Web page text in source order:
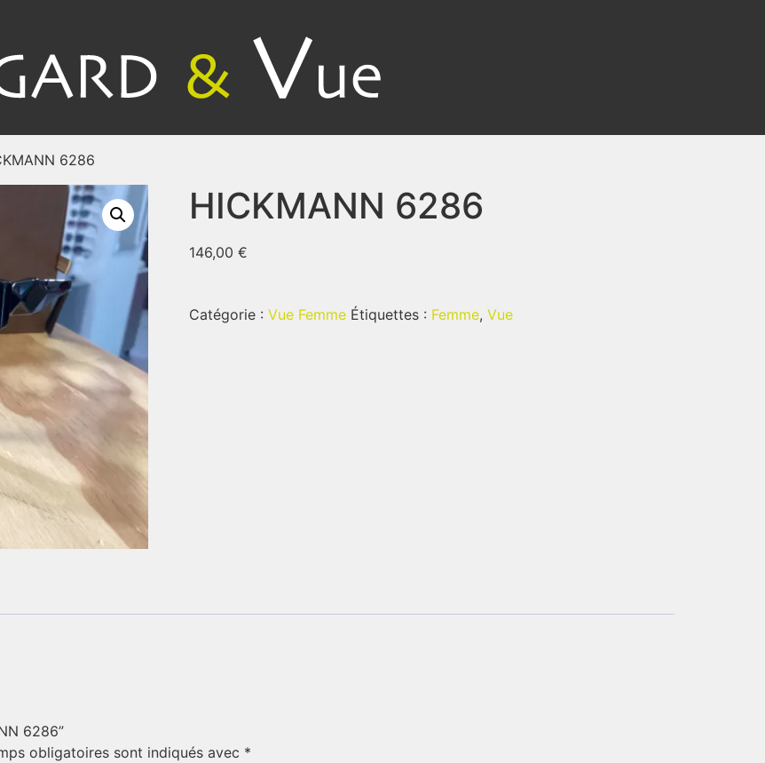
6286
HICKMANN 6286
146,00 €
Catégorie : Vue Femme Étiquettes : Femme, Vue
6286”
obligatoires sont indiqués avec *